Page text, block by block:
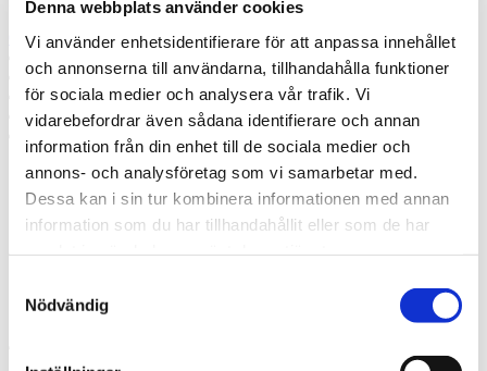
Denna webbplats använder cookies
Vi använder enhetsidentifierare för att anpassa innehållet
och annonserna till användarna, tillhandahålla funktioner
för sociala medier och analysera vår trafik. Vi
vidarebefordrar även sådana identifierare och annan
information från din enhet till de sociala medier och
annons- och analysföretag som vi samarbetar med.
Dessa kan i sin tur kombinera informationen med annan
information som du har tillhandahållit eller som de har
Nödvändig
070-3436629
Begär offert
Kontakta mig
Boka hembesök
Prata med en expert
Kontakta mig
Boka hembesök